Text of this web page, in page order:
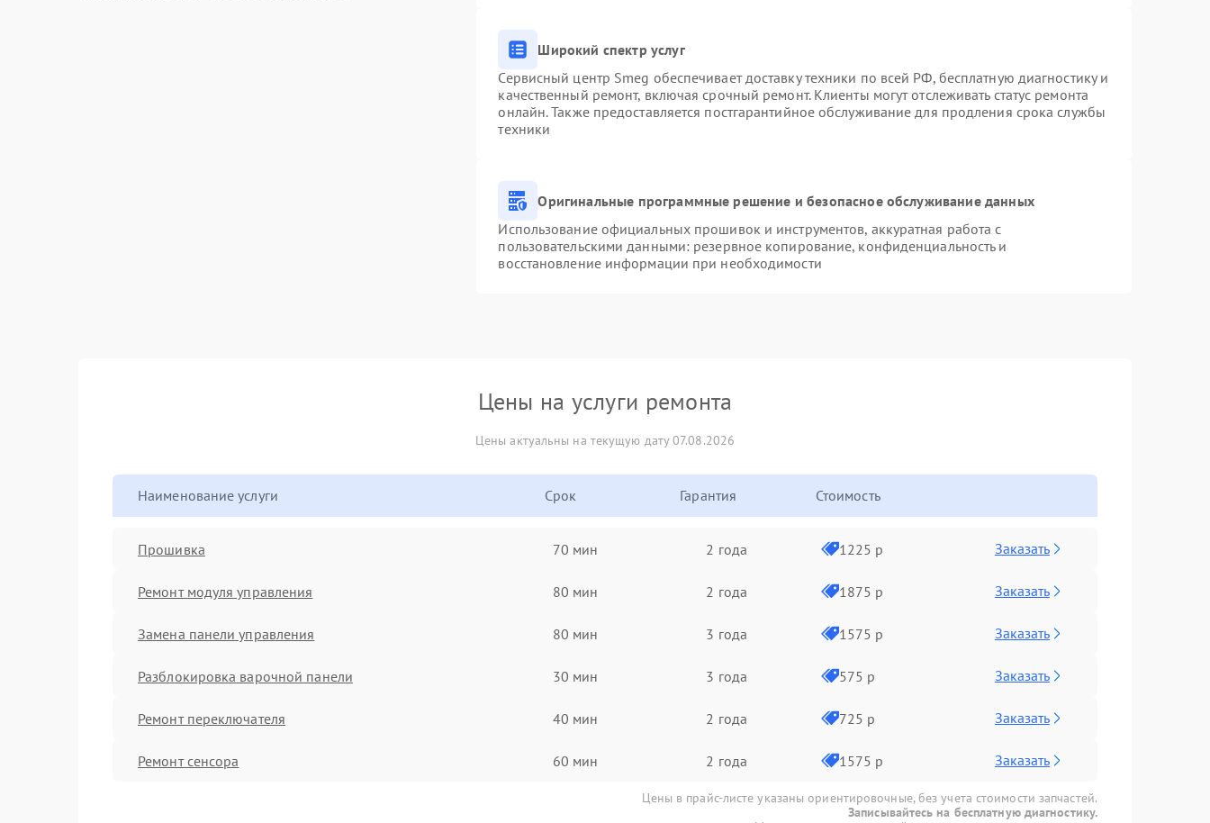
Широкий спектр услуг
Сервисный центр Smeg обеспечивает доставку техники по всей РФ, бесплатную диагностику и
качественный ремонт, включая срочный ремонт. Клиенты могут отслеживать статус ремонта
онлайн. Также предоставляется постгарантийное обслуживание для продления срока службы
техники
Оригинальные программные решение и безопасное обслуживание данных
Использование официальных прошивок и инструментов, аккуратная работа с
пользовательскими данными: резервное копирование, конфиденциальность и
восстановление информации при необходимости
Цены на услуги ремонта
Цены актуальны на текущую дату 07.08.2026
Наименование услуги Срок Гарантия Стоимость
Прошивка 70 мин 2 года 1225 р Заказать
Ремонт модуля управления 80 мин 2 года 1875 р Заказать
Замена панели управления 80 мин 3 года 1575 р Заказать
Разблокировка варочной панели 30 мин 3 года 575 р Заказать
Ремонт переключателя 40 мин 2 года 725 р Заказать
Ремонт сенсора 60 мин 2 года 1575 р Заказать
Цены в прайс-листе указаны ориентировочные, без учета стоимости запчастей.
Записывайтесь на бесплатную диагностику.